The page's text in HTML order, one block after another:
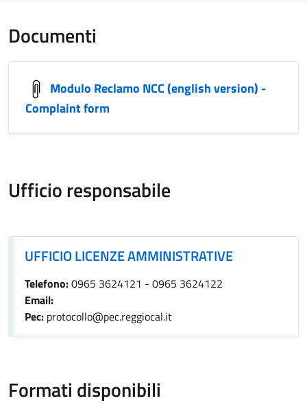
Documenti
Modulo Reclamo NCC (english version) -
Complaint form
Ufficio responsabile
UFFICIO LICENZE AMMINISTRATIVE
Telefono:0965 3624121 - 0965 3624122
Email:
Pec: protocollo@pec.reggiocal.it
Formati disponibili